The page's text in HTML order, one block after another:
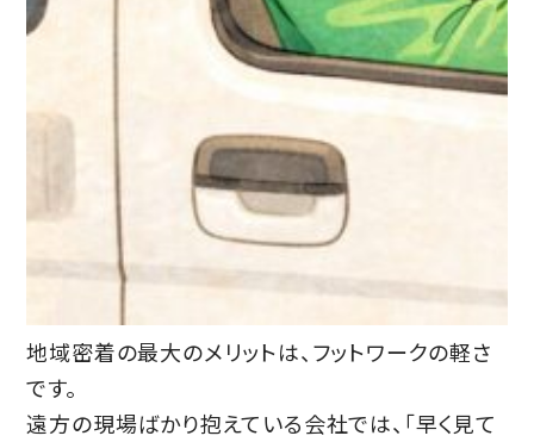
地域密着の最大のメリットは、フットワークの軽さ
です。
遠方の現場ばかり抱えている会社では、「早く見て